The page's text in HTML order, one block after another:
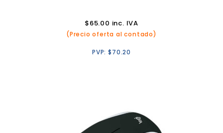
$65.00 inc. IVA
(Precio oferta al contado)
PVP:$70.20